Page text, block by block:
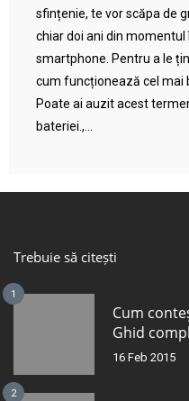
sfințenie, te vor scăpa de
chiar doi ani din
smartphone. Pentru a le
cum funcționează cel mai
Poate ai auzit acest
bateriei.,...
Trebuie să citești
1
Cum
Ghid
16 Feb 2015
2